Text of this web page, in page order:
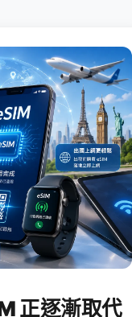
正逐漸取代